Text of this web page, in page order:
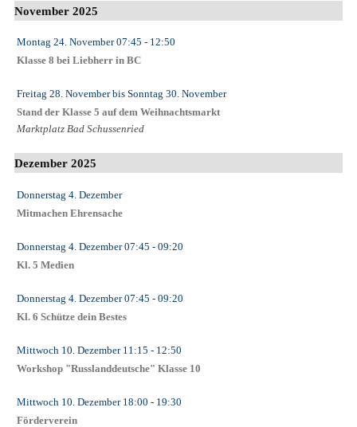
November 2025
Montag 24. November07:45 - 12:50
Klasse 8 bei Liebherr in BC
Freitag 28. Novemberbis Sonntag 30. November
Stand der Klasse 5 auf dem Weihnachtsmarkt
Marktplatz Bad Schussenried
Dezember 2025
Donnerstag 4. Dezember
Mitmachen Ehrensache
Donnerstag 4. Dezember07:45 - 09:20
Kl. 5 Medien
Donnerstag 4. Dezember07:45 - 09:20
Kl. 6 Schütze dein Bestes
Mittwoch 10. Dezember11:15 - 12:50
Workshop "Russlanddeutsche" Klasse 10
Mittwoch 10. Dezember18:00 - 19:30
Förderverein